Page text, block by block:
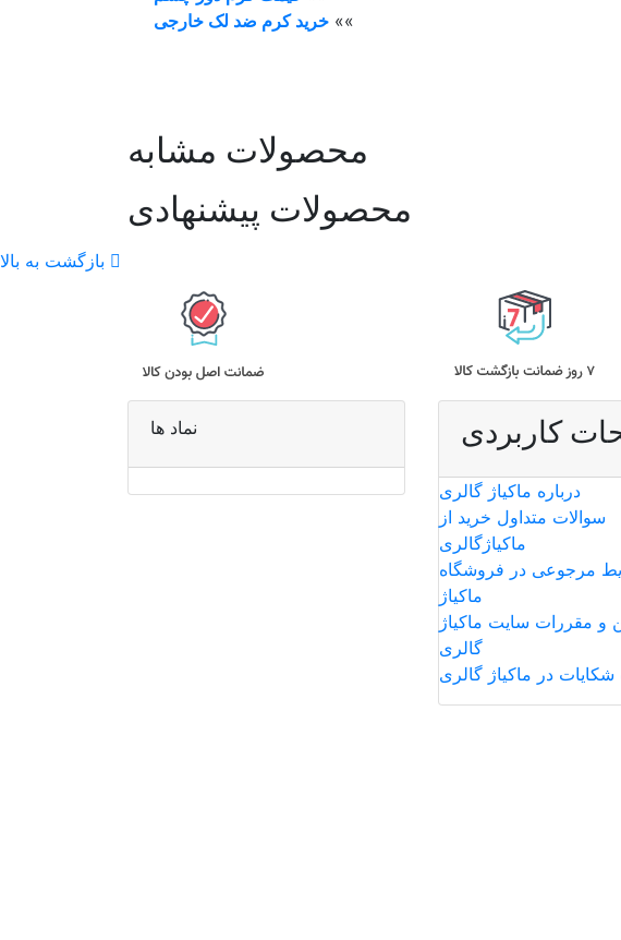
»» خرید کرم ضد لک خارجی
محصولات مشابه
محصولات پیشنهادی
بازگشت به بالا
کاربردی
درباره ماکیاژ گالری
سوالات متداول خرید از
ماکیاژگالری
مرجوعی در فروشگاه
ماکیاژ
و مقررات سایت ماکیاژ
گالری
شکایات در ماکیاژ گالری
نماد ها